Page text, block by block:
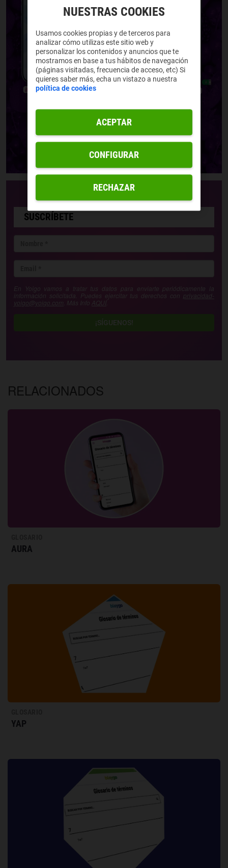
SUSCRÍBETE
En Yoigo vamos a tratar tus datos para enviarte periódicamente la
información solicitada. Puedes ejercitar tus derechos con privacidad-
yoigo@yoigo.com . Más Info AQUÍ
¡SÍGUENOS!
RELACIONADOS
AURA
YAP
NUESTRAS COOKIES
Usamos cookies propias y de terceros para
analizar cómo utilizas este sitio web y
personalizar los contenidos y anuncios que te
mostramos en base a tus hábitos de navegación
(páginas visitadas, frecuencia de acceso, etc) Si
quieres saber más, echa un vistazo a nuestra
política de cookies
RECHAZAR
ACEPTAR
CONFIGURAR